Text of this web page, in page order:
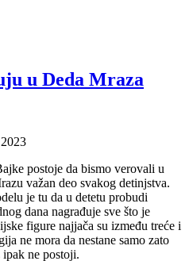
u Deda Mraza
postoje da bismo verovali u
važan deo svakog detinjstva.
je tu da u detetu probudi
dana nagrađuje sve što je
figure najjača su između treće i
ne mora da nestane samo zato
ne postoji.